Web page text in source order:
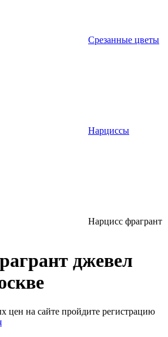
Срезанные цветы
Нарциссы
Нарцисс фрагрант
джевел
цен на сайте пройдите регистрацию